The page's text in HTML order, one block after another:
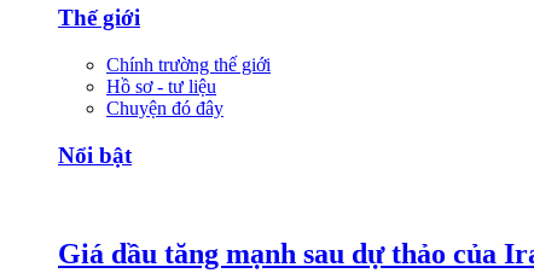
Thế giới
Chính trường thế giới
Hồ sơ - tư liệu
Chuyện đó đây
Nổi bật
Giá dầu tăng mạnh sau dự thảo của